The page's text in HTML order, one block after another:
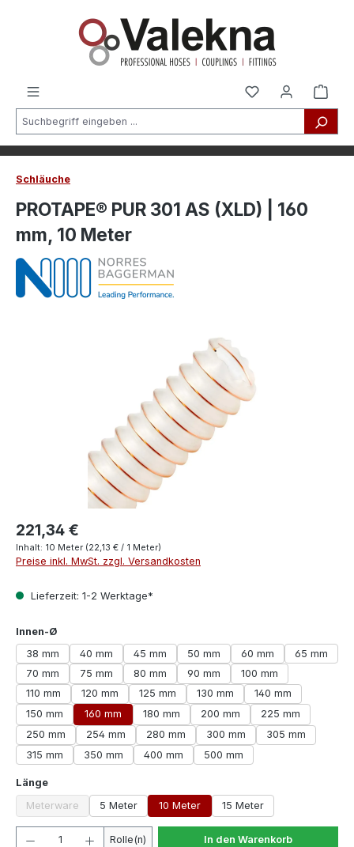
Schläuche
PROTAPE® PUR 301 AS (XLD) | 160
mm, 10 Meter
221,34 €
Inhalt: 10 Meter (22,13 € / 1 Meter)
Preise inkl. MwSt. zzgl. Versandkosten
Lieferzeit: 1-2 Werktage*
Innen-Ø
38 mm
40 mm 45 mm 50 mm 60 mm
65 mm
70 mm
75 mm 80 mm 90 mm
100 mm
110 mm
120 mm 125 mm 130 mm
140 mm
150 mm
160 mm 180 mm 200 mm
225 mm
250 mm
254 mm 280 mm 300 mm
305 mm
315 mm
350 mm 400 mm 500 mm
Längeauswählen
Meterware
(Diese Option ist zurzeit nicht verfügbar.)
5 Meter 10 Meter 15 Meter
Produkt Anzahl: Gib den gewünschten Wert ein
Rolle(n) In den Warenkorb